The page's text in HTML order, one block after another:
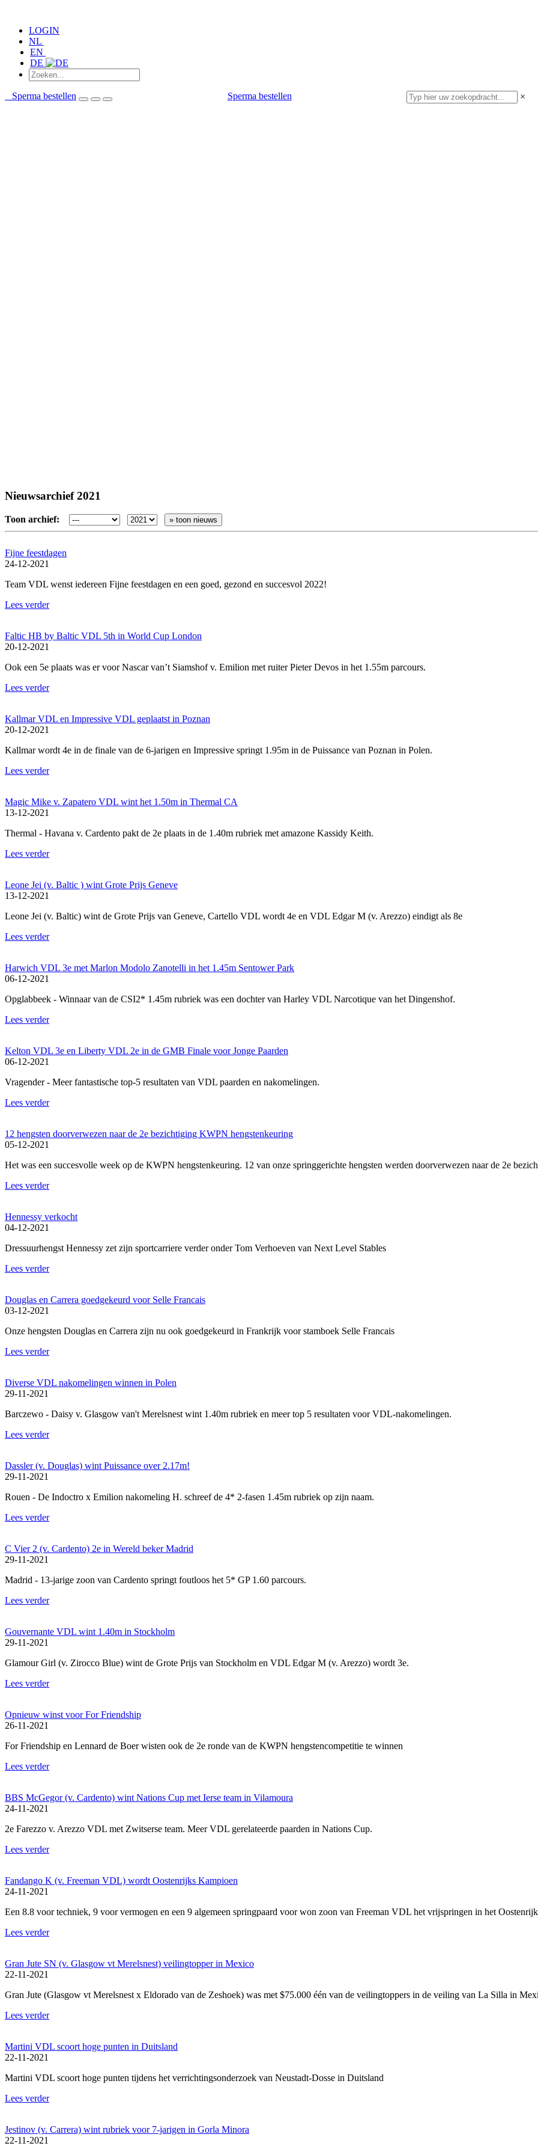
LOGIN
NL
EN
DE
Sperma bestellen Sperma bestellen
×
Nieuwsarchief 2021
Toon archief: » toon nieuws
Fijne feestdagen
24-12-2021
Team VDL wenst iedereen Fijne feestdagen en een goed, gezond en succesvol 2022!
Lees verder
Faltic HB by Baltic VDL 5th in World Cup London
20-12-2021
Ook een 5e plaats was er voor Nascar van’t Siamshof v. Emilion met ruiter Pieter Devos in het 1.55m parcours.
Lees verder
Kallmar VDL en Impressive VDL geplaatst in Poznan
20-12-2021
Kallmar wordt 4e in de finale van de 6-jarigen en Impressive springt 1.95m in de Puissance van Poznan in Polen.
Lees verder
Magic Mike v. Zapatero VDL wint het 1.50m in Thermal CA
13-12-2021
Thermal - Havana v. Cardento pakt de 2e plaats in de 1.40m rubriek met amazone Kassidy Keith.
Lees verder
Leone Jei (v. Baltic ) wint Grote Prijs Geneve
13-12-2021
Leone Jei (v. Baltic) wint de Grote Prijs van Geneve, Cartello VDL wordt 4e en VDL Edgar M (v. Arezzo) eindigt als 8e
Lees verder
Harwich VDL 3e met Marlon Modolo Zanotelli in het 1.45m Sentower Park
06-12-2021
Opglabbeek - Winnaar van de CSI2* 1.45m rubriek was een dochter van Harley VDL Narcotique van het Dingenshof.
Lees verder
Kelton VDL 3e en Liberty VDL 2e in de GMB Finale voor Jonge Paarden
06-12-2021
Vragender - Meer fantastische top-5 resultaten van VDL paarden en nakomelingen.
Lees verder
12 hengsten doorverwezen naar de 2e bezichtiging KWPN hengstenkeuring
05-12-2021
Het was een succesvolle week op de KWPN hengstenkeuring. 12 van onze springgerichte hengsten werden doorverwezen naar de 2e
Lees verder
Hennessy verkocht
04-12-2021
Dressuurhengst Hennessy zet zijn sportcarriere verder onder Tom Verhoeven van Next Level Stables
Lees verder
Douglas en Carrera goedgekeurd voor Selle Francais
03-12-2021
Onze hengsten Douglas en Carrera zijn nu ook goedgekeurd in Frankrijk voor stamboek Selle Francais
Lees verder
Diverse VDL nakomelingen winnen in Polen
29-11-2021
Barczewo - Daisy v. Glasgow van't Merelsnest wint 1.40m rubriek en meer top 5 resultaten voor VDL-nakomelingen.
Lees verder
Dassler (v. Douglas) wint Puissance over 2.17m!
29-11-2021
Rouen - De Indoctro x Emilion nakomeling H. schreef de 4* 2-fasen 1.45m rubriek op zijn naam.
Lees verder
C Vier 2 (v. Cardento) 2e in Wereld beker Madrid
29-11-2021
Madrid - 13-jarige zoon van Cardento springt foutloos het 5* GP 1.60 parcours.
Lees verder
Gouvernante VDL wint 1.40m in Stockholm
29-11-2021
Glamour Girl (v. Zirocco Blue) wint de Grote Prijs van Stockholm en VDL Edgar M (v. Arezzo) wordt 3e.
Lees verder
Opnieuw winst voor For Friendship
26-11-2021
For Friendship en Lennard de Boer wisten ook de 2e ronde van de KWPN hengstencompetitie te winnen
Lees verder
BBS McGegor (v. Cardento) wint Nations Cup met Ierse team in Vilamoura
24-11-2021
2e Farezzo v. Arezzo VDL met Zwitserse team. Meer VDL gerelateerde paarden in Nations Cup.
Lees verder
Fandango K (v. Freeman VDL) wordt Oostenrijks Kampioen
24-11-2021
Een 8.8 voor techniek, 9 voor vermogen en een 9 algemeen springpaard voor won zoon van Freeman VDL het vrijspringen in het
Lees verder
Gran Jute SN (v. Glasgow vt Merelsnest) veilingtopper in Mexico
22-11-2021
Gran Jute (Glasgow vt Merelsnest x Eldorado van de Zeshoek) was met $75.000 één van de veilingtoppers in de veiling van La Silla in
Lees verder
Martini VDL scoort hoge punten in Duitsland
22-11-2021
Martini VDL scoort hoge punten tijdens het verrichtingsonderzoek van Neustadt-Dosse in Duitsland
Lees verder
Jestinov (v. Carrera) wint rubriek voor 7-jarigen in Gorla Minora
22-11-2021